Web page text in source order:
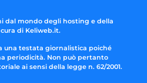
dal mondo degli hosting e della
di Keliweb.it.
una testata giornalistica poiché
periodicità. Non può pertanto
ai sensi della legge n. 62/2001.